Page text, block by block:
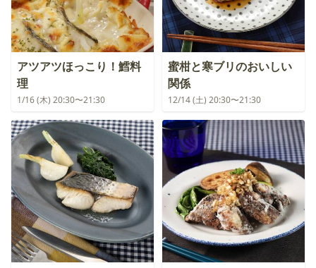
アツアツほっこり！鱈料
理
1/16 (木) 20:30〜21:30
蜜柑と寒ブリのおいしい
関係
12/14 (土) 20:30〜21:30